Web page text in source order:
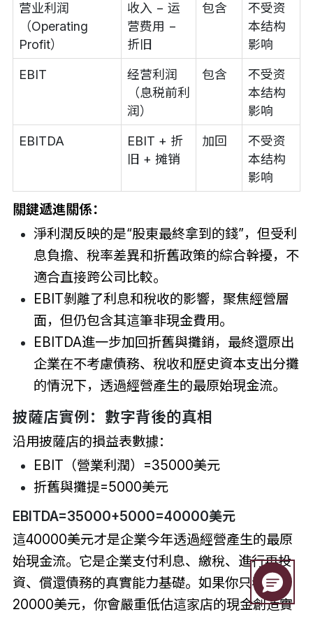
营业利润
（Operating
Profit）
收入 − 运
营费用 −
折旧
包含
不受资
本结构
影响
EBIT
经营利润
（息税前利
润）
包含
不受资
本结构
影响
EBITDA
EBIT + 折
旧 + 摊销
加回
不受资
本结构
影响
關鍵遞進關係：
淨利潤反映的是“股東最終拿到的錢”，但受利
息負擔、稅率差異和折舊政策的綜合幹擾，不
適合直接跨公司比較。
EBIT剝離了利息和稅收的影響，聚焦經營層
面，但仍包含其這筆非現金費用。
EBITDA進一步加回折舊與攤銷，最終還原出
企業在不考慮債務、稅收和歷史資本支出分攤
的情況下，透過經營產生的最原始現金流。
披薩店實例：數字背後的真相
沿用披薩店的損益表數據：
EBIT（營業利潤）=35000美元
折舊與攤提=5000美元
EBITDA=35000+5000=40000美元
這40000美元才是企業今年透過經營產生的最原
始現金流。它是企業支付利息、繳稅、進行再投
資、償還債務的真實能力基礎。如果你只看淨利
20000美元，你會嚴重低估這家店的現金創造實